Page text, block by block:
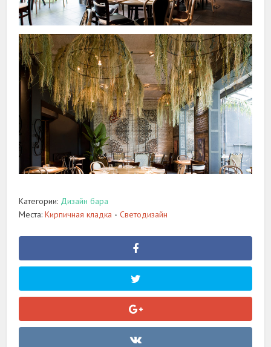
Категории: Дизайн бара
Места:Кирпичная кладка • Светодизайн